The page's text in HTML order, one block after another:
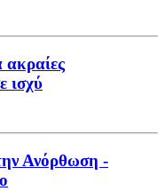
ακραίες
ισχύ
Ανόρθωση -